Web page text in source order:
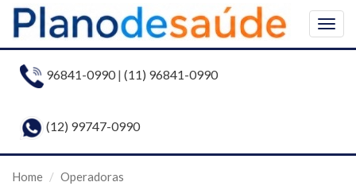
96841-0990| (11) 96841-0990
(12) 99747-0990
Home
Operadoras